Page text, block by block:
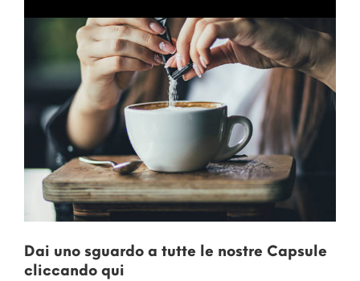
Dai uno sguardo a tutte le nostre Capsule
cliccando qui